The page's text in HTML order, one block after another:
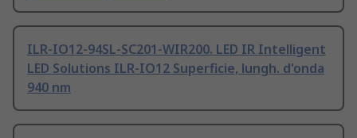
ILR-IO12-94SL-SC201-WIR200. LED IR Intelligent
LED Solutions ILR-IO12 Superficie, lungh. d'onda
940 nm